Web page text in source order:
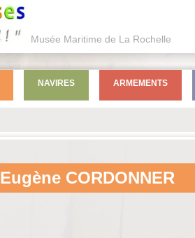
Musée Maritime de La Rochelle
Eugène CORDONNER
NAVIRES ARMEMENTS